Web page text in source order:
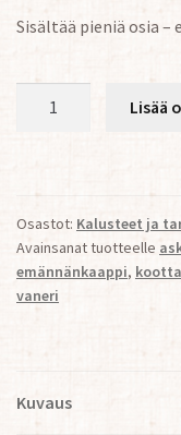
Sisältää pieniä osia –
Lisää
Osastot: Kalusteet ja
Avainsanat tuotteelle
emännänkaappi,
vaneri
Kuvaus